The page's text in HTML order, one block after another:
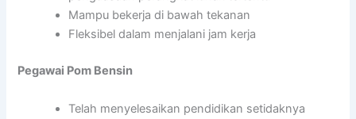
Mampu bekerja di bawah tekanan
Fleksibel dalam menjalani jam kerja
Pegawai Pom Bensin
Telah menyelesaikan pendidikan setidaknya